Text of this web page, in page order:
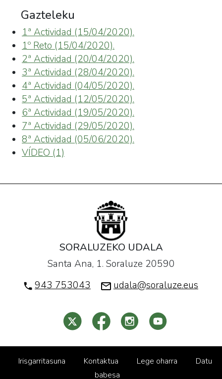
Gazteleku
1ª Actividad (15/04/2020).
1º Reto (15/04/2020).
2ª Actividad (20/04/2020).
3ª Actividad (28/04/2020).
4ª Actividad (04/05/2020).
5ª Actividad (12/05/2020).
6ª Actividad (19/05/2020).
7ª Actividad (29/05/2020).
8ª Actividad (05/06/2020).
VÍDEO (1)
SORALUZEKO UDALA
Santa Ana, 1. Soraluze 20590
943 753043
udala@soraluze.eus
Irisgarritasuna Kontaktua Lege oharra
Datu
babesa